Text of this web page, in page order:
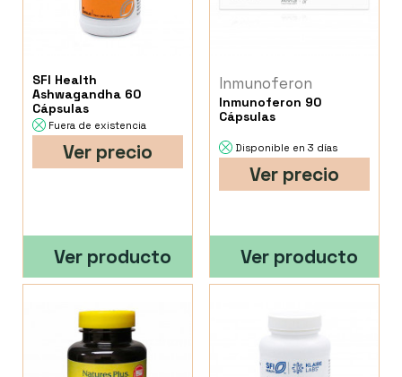
SFI Health
Ashwagandha 60
Cápsulas
Fuera de existencia
Ver precio
Ver producto
Inmunoferon
Inmunoferon 90
Cápsulas
Disponible en 3 días
Ver precio
Ver producto